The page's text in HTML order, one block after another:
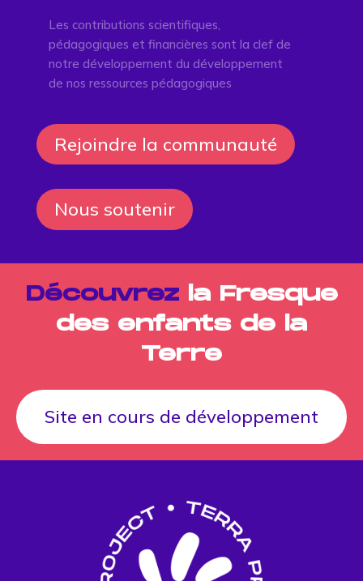
Les contributions scientifiques,
pédagogiques et financières sont la clef de
notre développement du développement
de nos ressources pédagogiques
Rejoindre la communauté
Nous soutenir
Découvrez la Fresque
des enfants de la
Terre
Site en cours de développement